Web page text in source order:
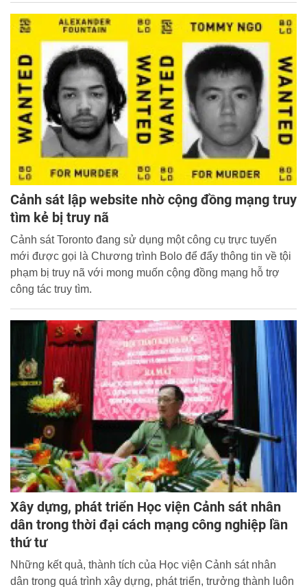
nhân lực trong cách mạng công nghiệp 4.0. BBT Cổng
TTĐT Học viện xin trân trọng giới thiệu cùng bạn đọc.
Cảnh sát lập website nhờ cộng đồng mạng truy
tìm kẻ bị truy nã
Cảnh sát Toronto đang sử dụng một công cụ trực tuyến
mới được gọi là Chương trình Bolo để đẩy thông tin về tội
phạm bị truy nã với mong muốn cộng đồng mạng hỗ trợ
công tác truy tìm.
Xây dựng, phát triển Học viện Cảnh sát nhân
dân trong thời đại cách mạng công nghiệp lần
thứ tư
Những kết quả, thành tích của Học viện Cảnh sát nhân
dân trong quá trình xây dựng, phát triển, trưởng thành luôn